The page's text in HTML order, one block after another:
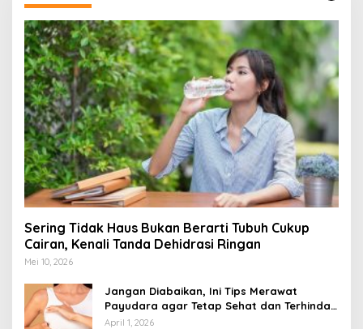
Sering Tidak Haus Bukan Berarti Tubuh Cukup
Cairan, Kenali Tanda Dehidrasi Ringan
Mei 10, 2026
Jangan Diabaikan, Ini Tips Merawat
Payudara agar Tetap Sehat dan Terhindar
dari Risiko Penyakit
April 1, 2026